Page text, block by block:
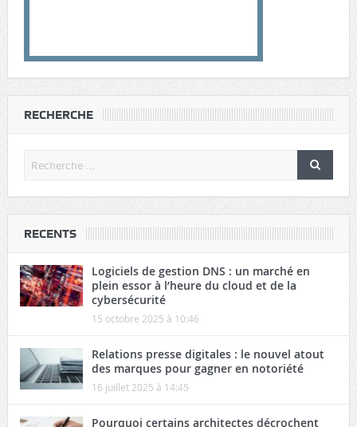
RECHERCHE
RECENTS
Logiciels de gestion DNS : un marché en
plein essor à l’heure du cloud et de la
cybersécurité
15 octobre 2025 à 10:46
Relations presse digitales : le nouvel atout
des marques pour gagner en notoriété
16 juillet 2025 à 14:45
Pourquoi certains architectes décrochent